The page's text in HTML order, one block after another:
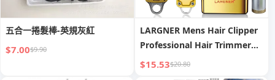
五合一捲髮棒-英規灰紅
$7.00$9.90
LARGNER Mens Hair Clipper
Professional Hair Trimmer
Barber Clipper Set Beard
$15.53$20.80